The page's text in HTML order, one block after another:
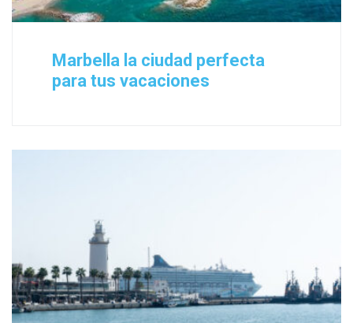
Marbella la ciudad perfecta
para tus vacaciones